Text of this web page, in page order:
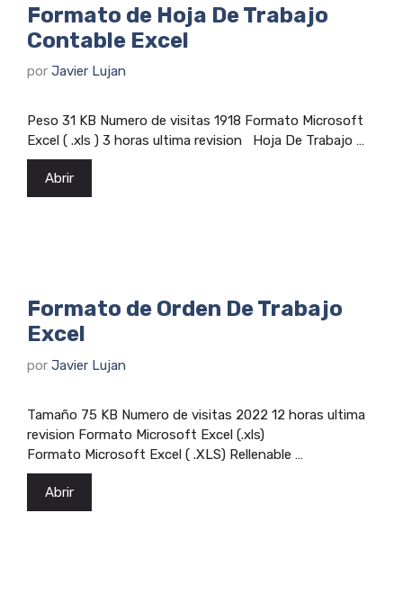
Formato de Hoja De Trabajo
Contable Excel
por Javier Lujan
Peso 31 KB Numero de visitas 1918 Formato Microsoft
Excel ( .xls ) 3 horas ultima revision Hoja De Trabajo …
Abrir
Formato de Orden De Trabajo
Excel
por Javier Lujan
Tamaño 75 KB Numero de visitas 2022 12 horas ultima
revision Formato Microsoft Excel (.xls)
Formato Microsoft Excel ( .XLS) Rellenable …
Abrir